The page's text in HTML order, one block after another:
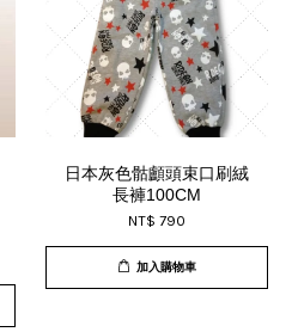
日本灰色骷顱頭束口刷絨
長褲100CM
NT$ 790
加入購物車